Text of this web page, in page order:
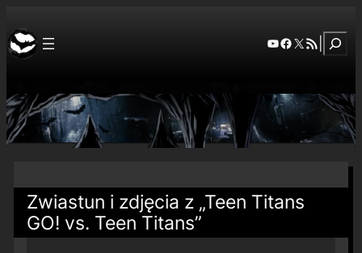
YouTube
Facebook
X RSS Feed
Zwiastun i zdjęcia z „Teen Titans
GO! vs. Teen Titans”